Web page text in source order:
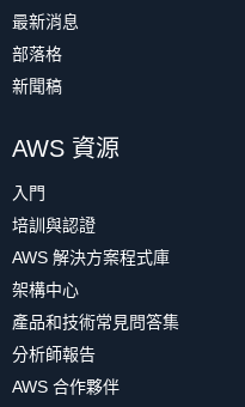
最新消息
部落格
新聞稿
AWS 資源
入門
培訓與認證
AWS 解決方案程式庫
架構中心
產品和技術常見問答集
分析師報告
AWS 合作夥伴